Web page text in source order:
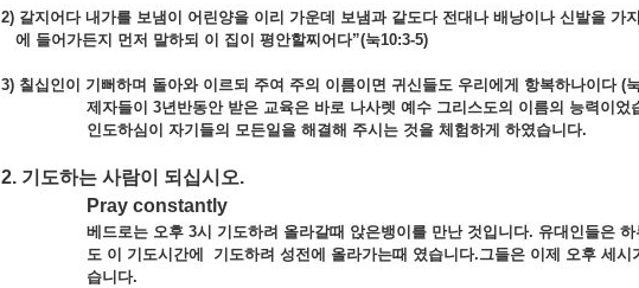
2) 갈지어다 내가를 보냄이 어린양을 이리 가운데 보냄과 같도다 전대나 배낭이나 신발을 가
에 들어가든지 먼저 말하되 이 집이 평안할찌어다”(눅10:3-5)
3) 칠십인이 기뻐하며 돌아와 이르되 주여 주의 이름이면 귀신들도 우리에게 항복하나이다(
제자들이 3년반동안 받은 교육은 바로 나사렛 예수 그리스도의 이름의 능력이
인도하심이 자기들의 모든일을 해결해 주시는 것을 체험하게 하였습니다.
2. 기도하는 사람이 되십시오.
Pray constantly
베드로는 오후 3시 기도하려 올라갈때 앉은뱅이를 만난 것입니다. 유대인들은
도 이 기도시간에 기도하려 성전에 올라가는때 였습니다.그들은 이제 오후 세
습니다.